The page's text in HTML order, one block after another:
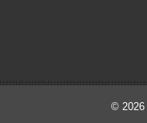
© 2026